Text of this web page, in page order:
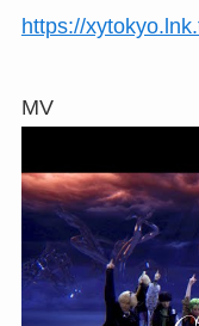
https://
MV